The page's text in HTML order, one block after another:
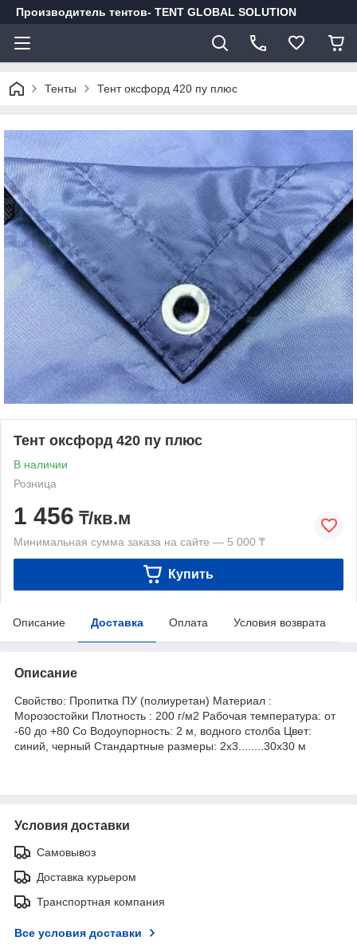
Производитель тентов- TENT GLOBAL SOLUTION
Тенты Тент оксфорд 420 пу плюс
Тент оксфорд 420 пу плюс
В наличии
Розница
1 456 ₸/кв.м
Минимальная сумма заказа на сайте — 5 000 ₸
Купить
Описание Доставка Оплата Условия возврата
Описание
Свойство: Пропитка ПУ (полиуретан) Материал :
Морозостойки Плотность : 200 г/м2 Рабочая температура: от
-60 до +80 Co Водоупорность: 2 м, водного столба Цвет:
синий, черный Стандартные размеры: 2х3........30х30 м
Условия доставки
Самовывоз
Доставка курьером
Транспортная компания
Все условия доставки